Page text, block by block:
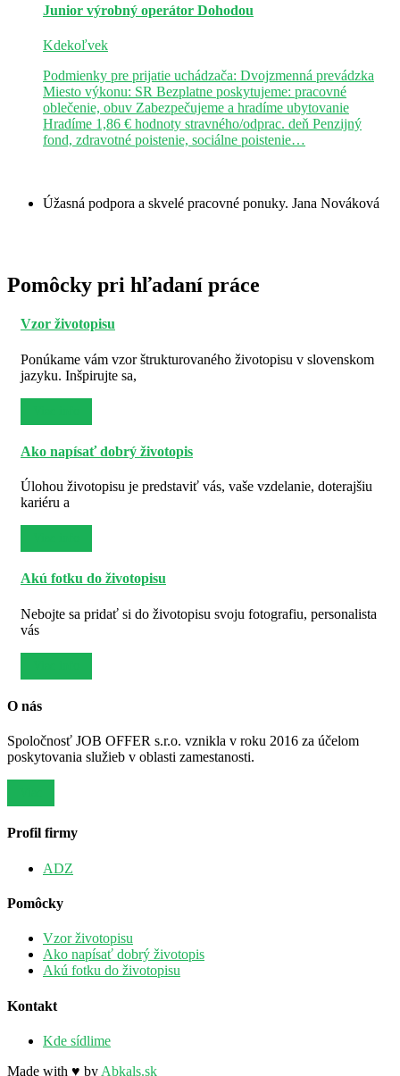
Junior výrobný operátor Dohodou
Kdekoľvek
Podmienky pre prijatie uchádzača: Dvojzmenná prevádzka
Miesto výkonu: SR Bezplatne poskytujeme: pracovné
oblečenie, obuv Zabezpečujeme a hradíme ubytovanie
Hradíme 1,86 € hodnoty stravného/odprac. deň Penzijný
fond, zdravotné poistenie, sociálne poistenie…
Úžasná podpora a skvelé pracovné ponuky. Jana Nováková
Pomôcky pri hľadaní práce
Vzor životopisu
Ponúkame vám vzor štrukturovaného životopisu v slovenskom
jazyku. Inšpirujte sa,
Ako napísať dobrý životopis
Úlohou životopisu je predstaviť vás, vaše vzdelanie, doterajšiu
kariéru a
Akú fotku do životopisu
Nebojte sa pridať si do životopisu svoju fotografiu, personalista
vás
O nás
Spoločnosť JOB OFFER s.r.o. vznikla v roku 2016 za účelom
poskytovania služieb v oblasti zamestanosti.
Profil firmy
ADZ
Pomôcky
Vzor životopisu
Ako napísať dobrý životopis
Akú fotku do životopisu
Kontakt
Kde sídlime
Made with ♥ by Abkals.sk